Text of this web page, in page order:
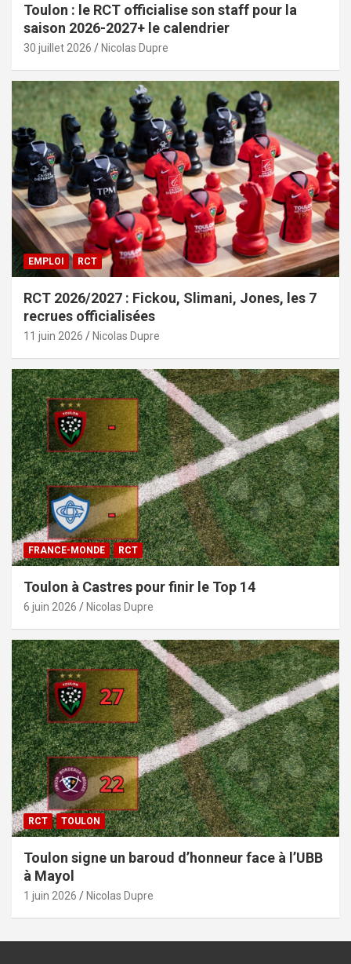
Toulon : le RCT officialise son staff pour la
saison 2026-2027+ le calendrier
30 juillet 2026 Nicolas Dupre
EMPLOI RCT
RCT 2026/2027 : Fickou, Slimani, Jones, les 7
recrues officialisées
11 juin 2026 Nicolas Dupre
FRANCE-MONDE RCT
Toulon à Castres pour finir le Top 14
6 juin 2026 Nicolas Dupre
RCT TOULON
Toulon signe un baroud d’honneur face à l’UBB
à Mayol
1 juin 2026 Nicolas Dupre